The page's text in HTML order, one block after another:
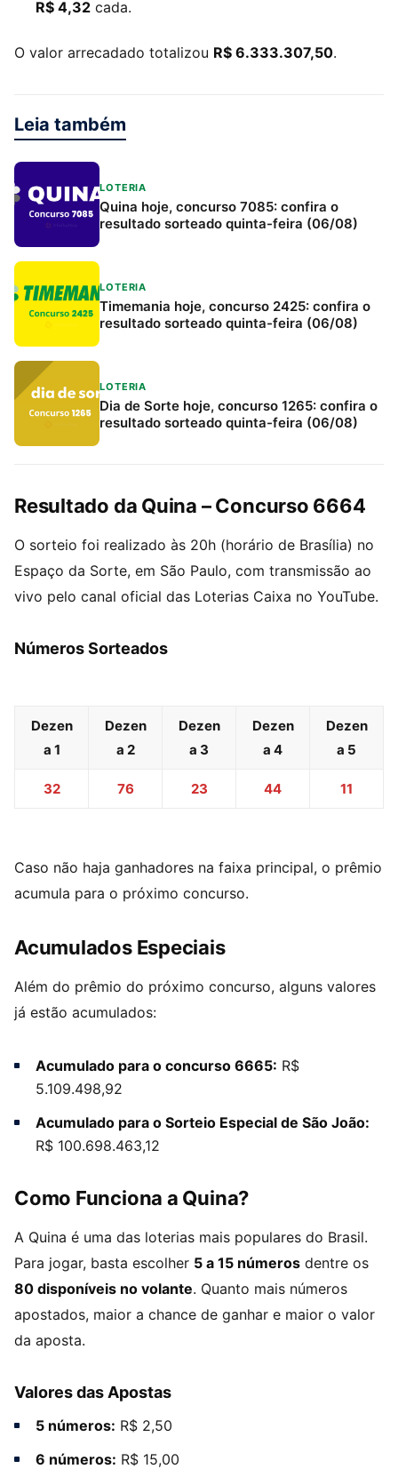
R$ 4,32 cada.
O valor arrecadado totalizou R$ 6.333.307,50.
Leia também
LOTERIA
Quina hoje, concurso 7085: confira o
resultado sorteado quinta-feira (06/08)
LOTERIA
Timemania hoje, concurso 2425: confira o
resultado sorteado quinta-feira (06/08)
LOTERIA
Dia de Sorte hoje, concurso 1265: confira o
resultado sorteado quinta-feira (06/08)
Resultado da Quina – Concurso 6664
O sorteio foi realizado às 20h (horário de Brasília) no
Espaço da Sorte, em São Paulo, com transmissão ao
vivo pelo canal oficial das Loterias Caixa no YouTube.
Números Sorteados
Dezen
a 1
Dezen
a 2
Dezen
a 3
Dezen
a 4
Dezen
a 5
32 76 23 44 11
Caso não haja ganhadores na faixa principal, o prêmio
acumula para o próximo concurso.
Acumulados Especiais
Além do prêmio do próximo concurso, alguns valores
já estão acumulados:
Acumulado para o concurso 6665: R$
5.109.498,92
Acumulado para o Sorteio Especial de São João:
R$ 100.698.463,12
Como Funciona a Quina?
A Quina é uma das loterias mais populares do Brasil.
Para jogar, basta escolher 5 a 15 números dentre os
80 disponíveis no volante. Quanto mais números
apostados, maior a chance de ganhar e maior o valor
da aposta.
Valores das Apostas
5 números: R$ 2,50
6 números: R$ 15,00